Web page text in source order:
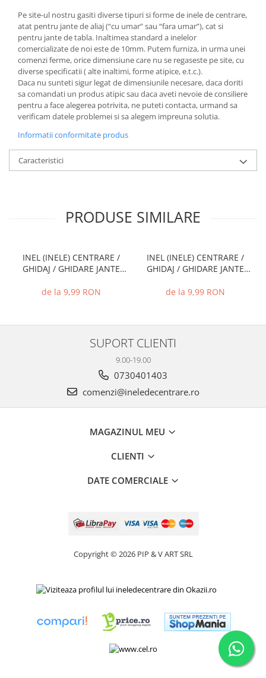
Pe site-ul nostru gasiti diverse tipuri si forme de inele de centrare,
atat pentru jante de aliaj (“cu umar” sau “fara umar”), cat si
pentru jante de tabla. Inaltimea standard a inelelor
comercializate de noi este de 10mm. Putem furniza, in urma unei
comenzi ferme, orice dimensiune care nu se regaseste pe site, cu
diverse specificatii ( alte inaltimi, forme atipice, e.t.c.).
Daca nu sunteti sigur legat de dimensiunile necesare, daca doriti
sa comandati un produs atipic sau daca aveti nevoie de consiliere
pentru a face alegerea potrivita, ne puteti contacta, urmand sa
verificam datele problemei si sa alegem impreuna solutia.
Informatii conformitate produs
Caracteristici
PRODUSE SIMILARE
INEL (INELE) CENTRARE /
GHIDAJ / GHIDARE JANTE
de la 9,99 RON
INEL (INELE) CENTRARE /
GHIDAJ / GHIDARE JANTE
de la 9,99 RON
SUPORT CLIENTI
9.00-19.00
0730401403
comenzi@ineledecentrare.ro
MAGAZINUL MEU
CLIENTI
DATE COMERCIALE
Copyright © 2026 PIP & V ART SRL